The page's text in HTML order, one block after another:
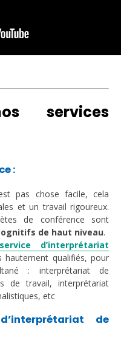
services
:
pas chose facile, cela
et un travail rigoureux.
de conférence sont
de haut niveau.
service d’interprétariat
hautement qualifiés, pour
: interprétariat de
de travail, interprétariat
etc
de